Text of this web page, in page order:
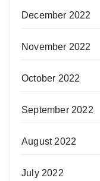
December 2022
November 2022
October 2022
September 2022
August 2022
July 2022